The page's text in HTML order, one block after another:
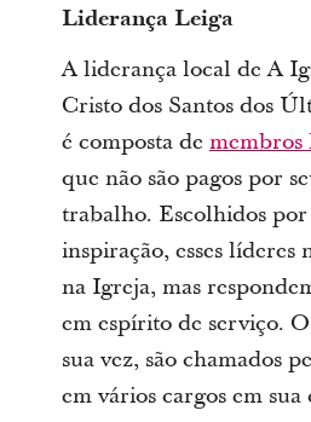
Liderança Leiga
A liderança local de A
Cristo dos Santos dos
é composta de membros
que não são pagos por
trabalho. Escolhidos por
inspiração, esses líderes
na Igreja, mas
em espírito de serviço.
sua vez, são chamados
em vários cargos em sua